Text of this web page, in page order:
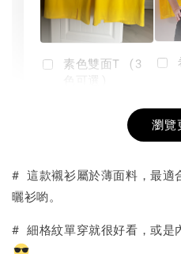
素色雙面T (3
+NT$
瀏覽
# 這款襯衫屬於薄面料，最適
曬衫喲。
# 細格紋單穿就很好看，或是